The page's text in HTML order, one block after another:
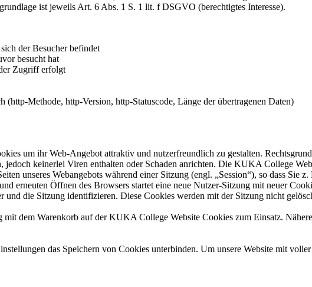
ist jeweils Art. 6 Abs. 1 S. 1 lit. f DSGVO (berechtigtes Interesse).
der Besucher befindet
besucht hat
Zugriff erfolgt
(http-Methode, http-Version, http-Statuscode, Länge der übertragenen Daten)
um ihr Web-Angebot attraktiv und nutzerfreundlich zu gestalten.
jedoch keinerlei Viren enthalten oder Schaden anrichten. Die KUKA College
unseres Webangebots während einer Sitzung (engl. „Session“), so dass Sie
erneuten Öffnen des Browsers startet eine neue Nutzer-Sitzung mit neuer
und die Sitzung identifizieren. Diese Cookies werden mit der Sitzung nicht
mit dem Warenkorb auf der KUKA College Website Cookies zum Einsatz.
das Speichern von Cookies unterbinden. Um unsere Website mit